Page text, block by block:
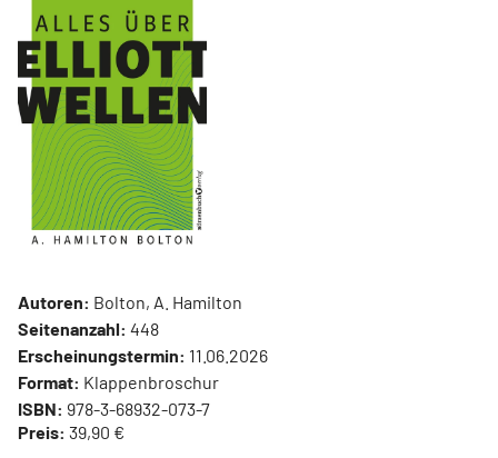
Autoren: Bolton, A. Hamilton
Seitenanzahl: 448
Erscheinungstermin: 11.06.2026
Format: Klappenbroschur
ISBN: 978-3-68932-073-7
Preis: 39,90 €